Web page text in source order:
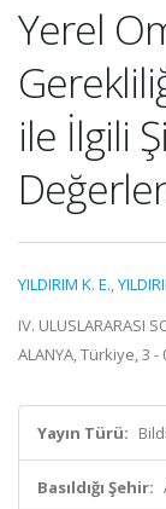
Yerel
ile İlgili
YILDIRIM K. E.,
IV. ULUSLARARASI
ALANYA, Türkiye, 3
Yayın Türü:
Basıldığı Şehir: